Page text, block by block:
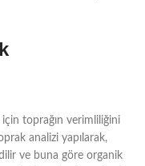
için toprağın verimliliğini
analizi yapılarak,
ve buna göre organik